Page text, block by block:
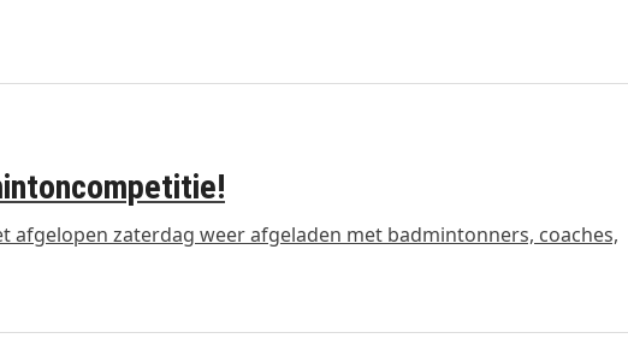
afgelopen zaterdag weer afgeladen met badmintonners, coaches,